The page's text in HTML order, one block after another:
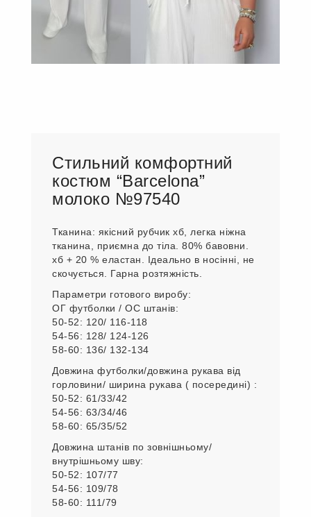
Стильний комфортний
костюм “Barcelona”
молоко №97540
Тканина: якісний рубчик хб, легка ніжна
тканина, приємна до тіла. 80% бавовни.
хб + 20 % еластан. Ідеально в носінні, не
скочується. Гарна розтяжність.
Параметри готового виробу:
ОГ футболки / ОС штанів:
50-52: 120/ 116-118
54-56: 128/ 124-126
58-60: 136/ 132-134
Довжина футболки/довжина рукава від
горловини/ ширина рукава ( посередині) :
50-52: 61/33/42
54-56: 63/34/46
58-60: 65/35/52
Довжина штанів по зовнішньому/
внутрішньому шву:
50-52: 107/77
54-56: 109/78
58-60: 111/79